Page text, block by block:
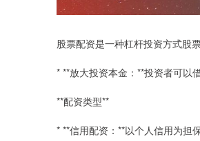
股票配资是一种杠杆投资方式股
* **放大投资本金：**投资者可以
**配资类型**
* **信用配资：**以个人信用为担